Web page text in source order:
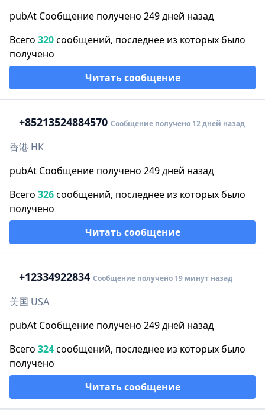
pubAt Сообщение получено 249 дней назад
Всего 320сообщений, последнее из которых было
получено
Читать сообщение
+85213524884570 Сообщение получено 12 дней назад
香港 HK
pubAt Сообщение получено 249 дней назад
Всего 326сообщений, последнее из которых было
получено
Читать сообщение
+12334922834 Сообщение получено 19 минут назад
美国 USA
pubAt Сообщение получено 249 дней назад
Всего 324сообщений, последнее из которых было
получено
Читать сообщение